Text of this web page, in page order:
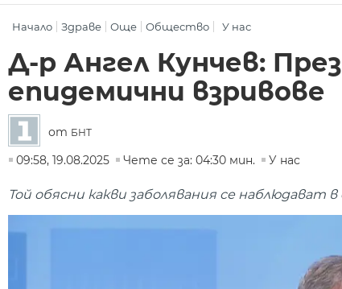
Начало Здраве Още Общество У нас
Д-р Ангел Кунчев:
епидемични взривове
от БНТ
09:58, 19.08.2025
Чете се за: 04:30 мин. У нас
Той обясни какви заболявания се